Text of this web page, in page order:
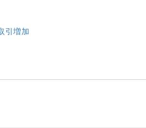
引増加